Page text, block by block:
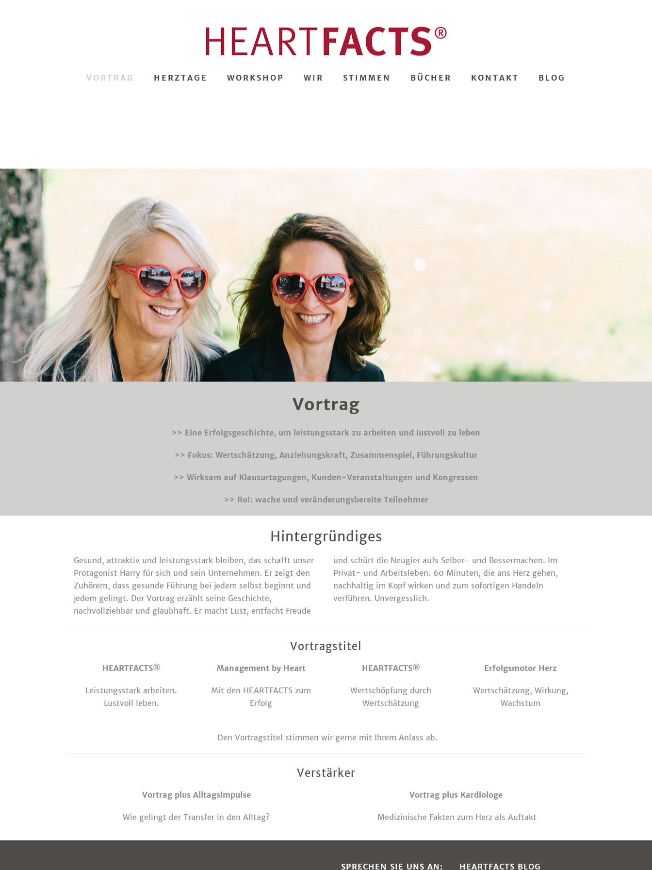
VORTRAG HERZTAGE WORKSHOP WIR STIMMEN BÜCHER KONTAKT BLOG
Vortrag
>> Eine Erfolgsgeschichte, um leistungsstark zu arbeiten und lustvoll zu leben
>> Fokus: Wertschätzung, Anziehungskraft, Zusammenspiel, Führungskultur
>> Wirksam auf Klausurtagungen, Kunden-Veranstaltungen und Kongressen
>> RoI: wache und veränderungsbereite Teilnehmer
Hintergründiges
Gesund, attraktiv und leistungsstark bleiben, das schafft unser
Protagonist Harry für sich und sein Unternehmen. Er zeigt den
Zuhörern, dass gesunde Führung bei jedem selbst beginnt und
jedem gelingt. Der Vortrag erzählt seine Geschichte,
nachvollziehbar und glaubhaft. Er macht Lust, entfacht Freude
und schürt die Neugier aufs Selber- und Bessermachen. Im
Privat- und Arbeitsleben. 60 Minuten, die ans Herz gehen,
nachhaltig im Kopf wirken und zum sofortigen Handeln
verführen. Unvergesslich.
Vortragstitel
HEARTFACTS®
Leistungsstark arbeiten.
Lustvoll leben.
Management by Heart
Mit den HEARTFACTS zum
Erfolg
HEARTFACTS®
Wertschöpfung durch
Wertschätzung
Erfolgsmotor Herz
Wertschätzung, Wirkung,
Wachstum
Den Vortragstitel stimmen wir gerne mit Ihrem Anlass ab.
Verstärker
Vortrag plus Alltagsimpulse
Wie gelingt der Transfer in den Alltag?
Vortrag plus Kardiologe
Medizinische Fakten zum Herz als Auftakt
SPRECHEN SIE UNS AN: HEARTFACTS BLOG